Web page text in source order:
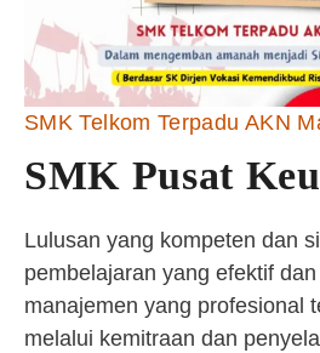
SMK Telkom Terpadu AKN
SMK Pusat
Lulusan yang kompeten dan
pembelajaran yang efektif
manajemen yang profesional
melalui kemitraan dan